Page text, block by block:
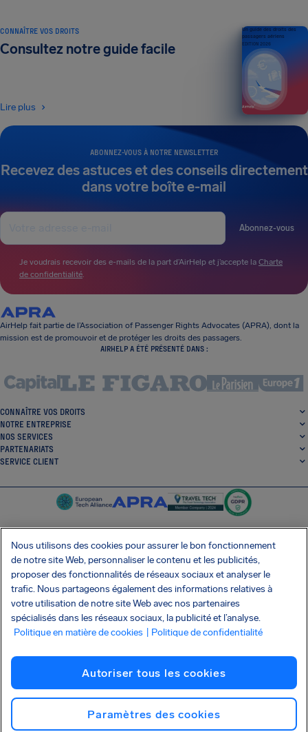
ABONNEZ-VOUS À NOTRE NEWSLETTER
Recevez des astuces et des conseils directement
dans votre boîte e-mail
Abonnez-vous
Je voudrais recevoir des e-mails de la part d’AirHelp et j’accepte la Charte
de confidentialité.
CONNAÎTRE VOS DROITS
Consultez notre guide facile
Lire plus
Un guide des droits des
passagers aériens
ÉDITION 2026
AirHelp fait partie de l’Association of Passenger Rights Advocates (APRA), dont la
mission est de promouvoir et de protéger les droits des passagers.
AIRHELP A ÉTÉ PRÉSENTÉ DANS :
CONNAÎTRE VOS DROITS
NOTRE ENTREPRISE
NOS SERVICES
PARTENARIATS
SERVICE CLIENT
SocialFacebook
SocialTwitter
SocialInstagram
SocialLinkedin
OBTENEZ NOTRE APPLI GRATUITE
Politique de confidentialité CookiesImprint
Attaque de la chaîne d'approvisionnement Shai-Hulud
Copyright © 2026 AirHelp
Nous utilisons des cookies pour assurer le bon fonctionnement
de notre site Web, personnaliser le contenu et les publicités,
proposer des fonctionnalités de réseaux sociaux et analyser le
trafic. Nous partageons également des informations relatives à
votre utilisation de notre site Web avec nos partenaires
spécialisés dans les réseaux sociaux, la publicité et l’analyse.
Politique en matière de cookies
| Politique de confidentialité
Autoriser tous les cookies
Paramètres des cookies